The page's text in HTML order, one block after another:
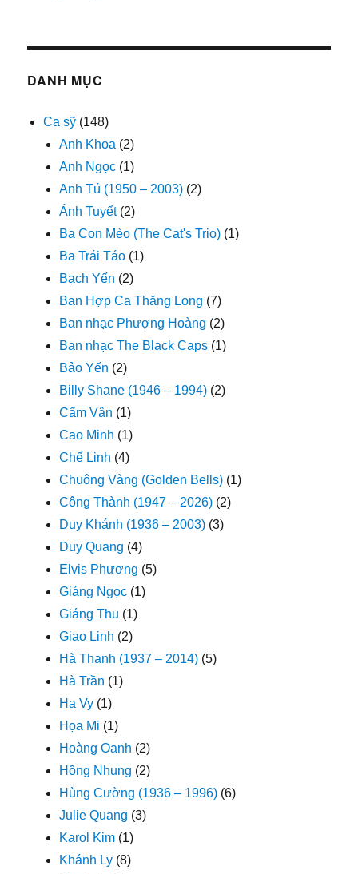
DANH MỤC
Ca sỹ (148)
Anh Khoa (2)
Anh Ngọc (1)
Anh Tú (1950 – 2003) (2)
Ánh Tuyết(2)
Ba Con Mèo (The Cat's Trio) (1)
Ba Trái Táo (1)
Bạch Yến (2)
Ban Hợp Ca Thăng Long (7)
Ban nhạc Phượng Hoàng (2)
Ban nhạc The Black Caps (1)
Bảo Yến (2)
Billy Shane (1946 – 1994) (2)
Cẩm Vân (1)
Cao Minh (1)
Chế Linh (4)
Chuông Vàng (Golden Bells) (1)
Công Thành (1947 – 2026) (2)
Duy Khánh (1936 – 2003) (3)
Duy Quang (4)
Elvis Phương (5)
Giáng Ngọc (1)
Giáng Thu (1)
Giao Linh (2)
Hà Thanh (1937 – 2014) (5)
Hà Trần (1)
Hạ Vy (1)
Họa Mi (1)
Hoàng Oanh (2)
Hồng Nhung (2)
Hùng Cường (1936 – 1996) (6)
Julie Quang (3)
Karol Kim (1)
Khánh Ly (8)